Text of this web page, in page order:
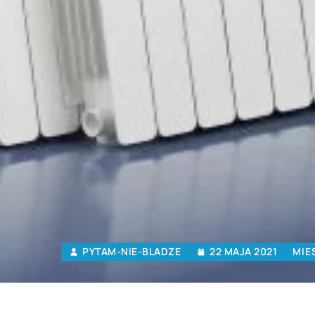
PYTAM-NIE-BLADZE 22 MAJA 2021